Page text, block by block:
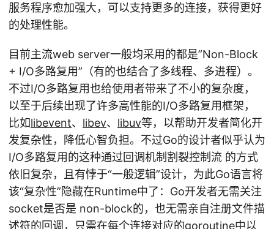
服务程序愈加强大，可以支持更多的连接，获得更好
的处理性能。
目前主流web server一般均采用的都是”Non-Block
+ I/O多路复用”（有的也结合了多线程、多进程）。
不过I/O多路复用也给使用者带来了不小的复杂度，
以至于后续出现了许多高性能的I/O多路复用框架，
比如libevent、 libev、 libuv等，以帮助开发者简化开
发复杂性，降低心智负担。不过Go的设计者似乎认为
I/O多路复用的这种通过回调机制割裂控制流 的方式
依旧复杂，且有悖于“一般逻辑”设计，为此Go语言将
该“复杂性”隐藏在Runtime中了：Go开发者无需关注
socket是否是 non-block的，也无需亲自注册文件描
述符的回调，只需在每个连接对应的goroutine中以